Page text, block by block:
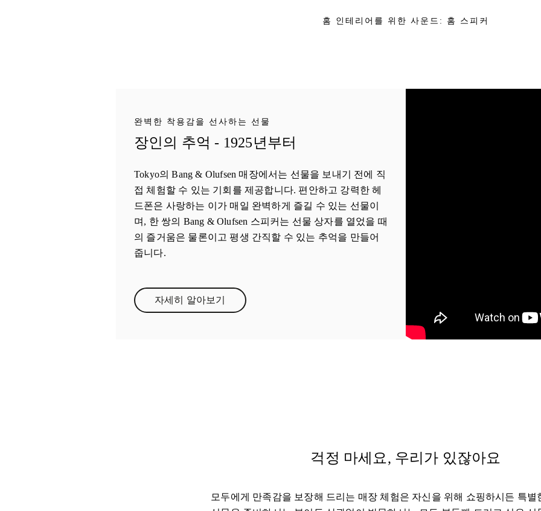
홈 인테리어를 위한 사운드: 홈 스피커
완벽한 착용감을 선사하는 선물
장인의 추억 - 1925년부터
Tokyo의 Bang & Olufsen 매장에서는 선물을 보내기 전에 직
접 체험할 수 있는 기회를 제공합니다. 편안하고 강력한 헤
드폰은 사랑하는 이가 매일 완벽하게 즐길 수 있는 선물이
며, 한 쌍의 Bang & Olufsen 스피커는 선물 상자를 열었을 때
의 즐거움은 물론이고 평생 간직할 수 있는 추억을 만들어
줍니다.
자세히 알아보기Link Opens in New Tab
걱정 마세요, 우리가 있잖아요
모두에게 만족감을 보장해 드리는 매장 체험은 자신을 위해 쇼핑하시든 특별